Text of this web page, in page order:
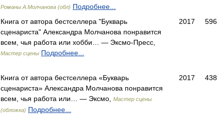
Романы А.Молчанова (обл) Подробнее...
Книга от автора бестселлера "Букварь
сценариста" Александра Молчанова понравится
всем, чья работа или хобби… — Эксмо-Пресс,
Мастер сцены Подробнее...
2017 596
Книга от автора бестселлера «Букварь
сценариста» Александра Молчанова понравится
всем, чья работа или… — Эксмо,
Мастер сцены
(обложка) Подробнее...
2017 438